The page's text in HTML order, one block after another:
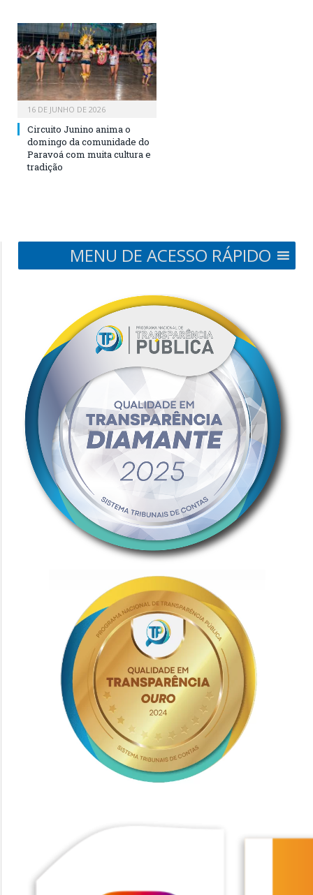
16 DE JUNHO DE 2026
Circuito Junino anima o
domingo da comunidade do
Paravoá com muita cultura e
tradição
MENU DE ACESSO RÁPIDO